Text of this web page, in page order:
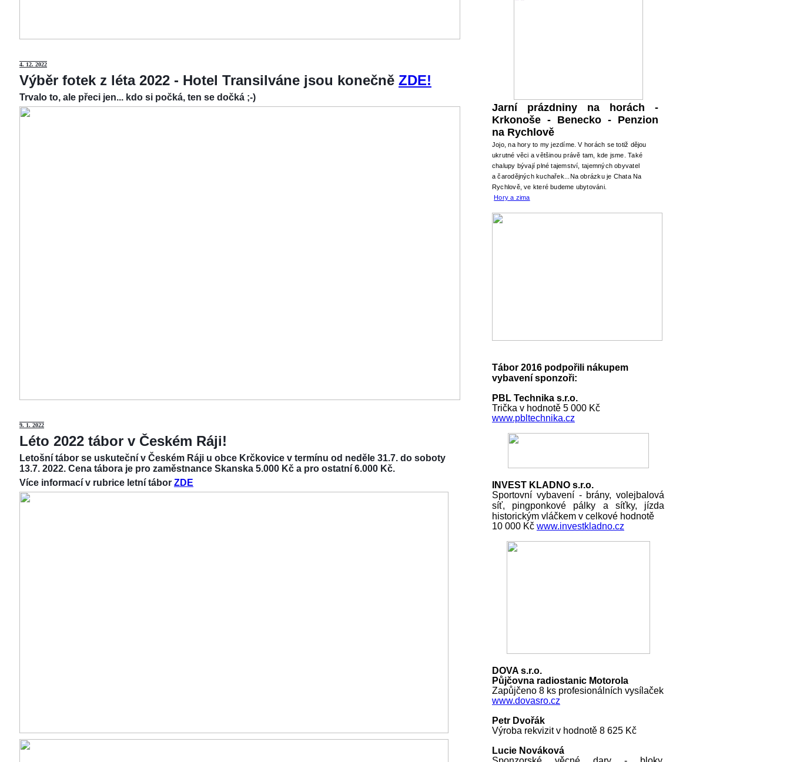
4. 12. 2022
Výběr fotek z léta 2022 - Hotel Transilváne jsou konečně ZDE!
Trvalo to, ale přeci jen... kdo si počká, ten se dočká ;-)
9. 1. 2022
Léto 2022 tábor v Českém Ráji!
Letošní tábor se uskuteční v Českém Ráji u obce Krčkovice v termínu od neděle 31.7. do soboty
13.7. 2022. Cena tábora je pro zaměstnance Skanska 5.000 Kč a pro ostatní 6.000 Kč.
Více informací v rubrice letní tábor ZDE
Jarní prázdniny na horách -
Krkonoše - Benecko - Penzion
na Rychlově
Jojo, na hory to my jezdíme. V horách se totiž dějou
ukrutné věci a většinou právě tam, kde jsme. Také
chalupy bývají plné tajemství, tajemných obyvatel
a čarodějných kuchařek...Na obrázku je Chata Na
Rychlově, ve které budeme ubytováni.
Hory a zima
Tábor 2016 podpořili nákupem
vybavení sponzoři:
PBL Technika s.r.o.
Trička v hodnotě 5 000 Kč
www.pbltechnika.cz
INVEST KLADNO s.r.o.
Sportovní vybavení - brány, volejbalová
síť, pingponkové pálky a síťky, jízda
historickým vláčkem v celkové hodnotě
10 000 Kč www.investkladno.cz
DOVA s.r.o.
Půjčovna radiostanic Motorola
Zapůjčeno 8 ks profesionálních vysílaček
www.dovasro.cz
Petr Dvořák
Výroba rekvizit v hodnotě 8 625 Kč
Lucie Nováková